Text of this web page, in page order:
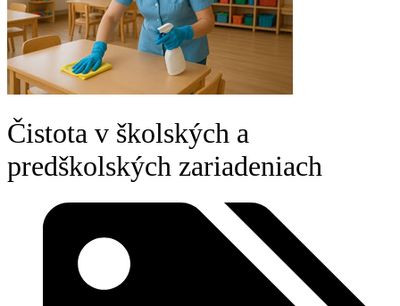
Čistota v školských a
predškolských zariadeniach